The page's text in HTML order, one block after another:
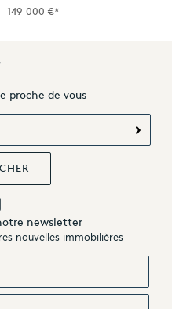
149 000 €*
proche de vous
newsletter
nouvelles immobilières